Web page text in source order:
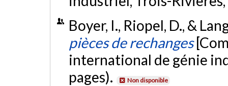
Boyer, I., Riopel, D., &
pièces de rechanges
international de génie
pages).
Non disponible